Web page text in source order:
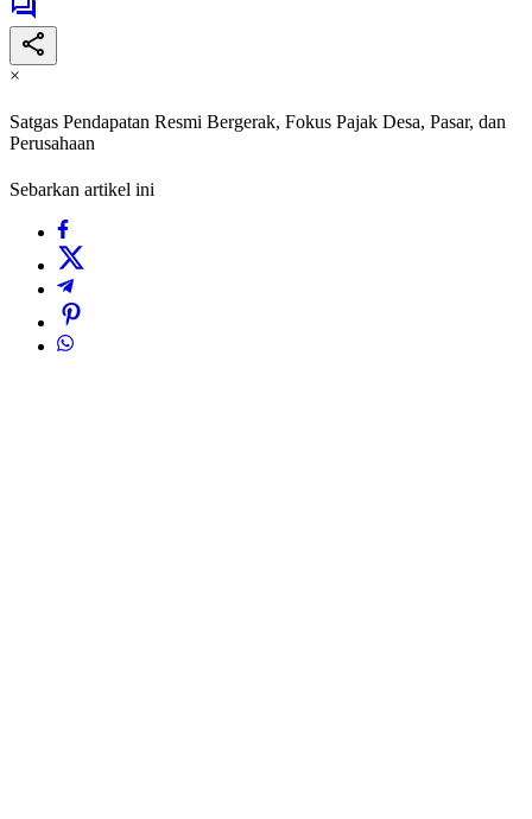
×
Satgas Pendapatan Resmi Bergerak, Fokus Pajak Desa, Pasar, dan
Perusahaan
Sebarkan artikel ini